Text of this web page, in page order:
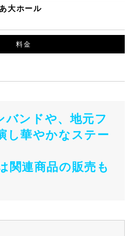
大ホール
料金
バンドや、地元フ
し華やかなステー
関連商品の販売も